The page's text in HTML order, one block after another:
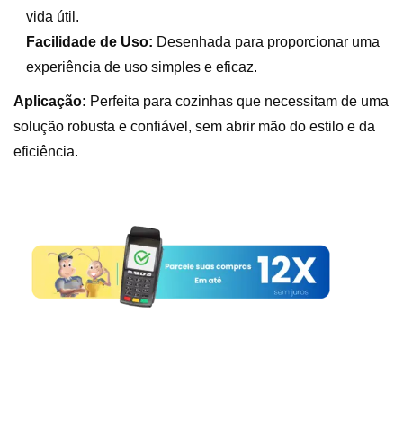
vida útil.
Facilidade de Uso: Desenhada para proporcionar uma
experiência de uso simples e eficaz.
Aplicação: Perfeita para cozinhas que necessitam de uma
solução robusta e confiável, sem abrir mão do estilo e da
eficiência.